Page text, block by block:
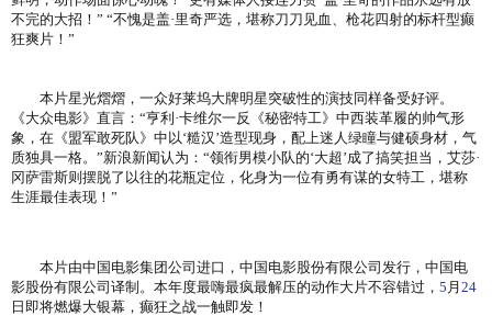
不完的大招！” “不愧是盖·里奇严选，堪称刀刀见血、枪花四射的标杆型癫
狂爽片！”
本片星光熠熠，一众好莱坞大牌明星突破性的演技同样备受好评。
《大众电影》直言：“亨利·卡维尔一反《秘密特工》中西装革履的帅气形
象，在《盟军敢死队》中以‘糙汉’造型现身，配上迷人绿瞳与健硕身材，气
质独具一格。”新浪新闻认为：“领衔男模小队的‘大超’成了搞笑担当，艾莎·
冈萨雷斯则摆脱了以往的花瓶定位，化身为一位有勇有谋的女特工，堪称
生涯最佳表现！”
本片由中国电影集团公司进口，中国电影股份有限公司发行，中国电
影股份有限公司译制。本年度最嗨最疯最解压的动作大片不容错过， 5 月 24
日即将燃爆大银幕，癫狂之战一触即发！